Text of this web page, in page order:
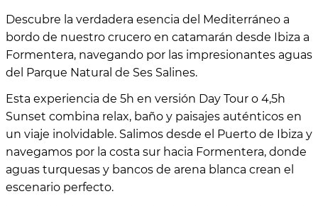
Descubre la verdadera esencia del Mediterráneo a
bordo de nuestro crucero en catamarán desde Ibiza a
Formentera, navegando por las impresionantes aguas
del Parque Natural de Ses Salines.
Esta experiencia de 5h en versión Day Tour o 4,5h
Sunset combina relax, baño y paisajes auténticos en
un viaje inolvidable. Salimos desde el Puerto de Ibiza y
navegamos por la costa sur hacia Formentera, donde
aguas turquesas y bancos de arena blanca crean el
escenario perfecto.